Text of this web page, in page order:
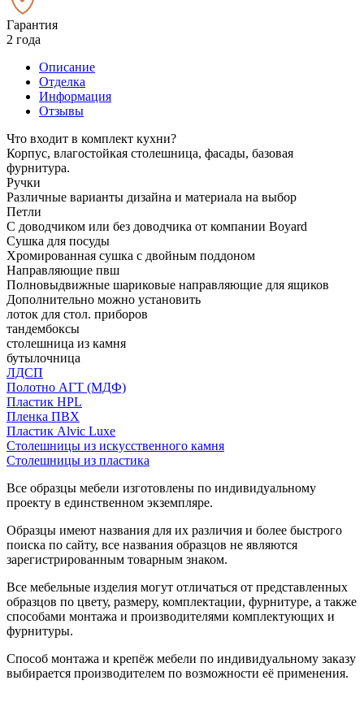
Гарантия
2 года
Описание
Отделка
Информация
Отзывы
Что входит в комплект кухни?
Корпус, влагостойкая столешница, фасады, базовая
фурнитура.
Ручки
Различные варианты дизайна и материала на выбор
Петли
С доводчиком или без доводчика от компании Boyard
Сушка для посуды
Хромированная сушка с двойным поддоном
Направляющие пвш
Полновыдвижные шариковые направляющие для ящиков
Дополнительно можно установить
лоток для стол. приборов
тандембоксы
столешница из камня
бутылочница
ЛДСП
Полотно АГТ (МДФ)
Пластик HPL
Пленка ПВХ
Пластик Alvic Luxe
Столешницы из искусственного камня
Столешницы из пластика
Все образцы мебели изготовлены по индивидуальному
проекту в единственном экземпляре.
Образцы имеют названия для их различия и более быстрого
поиска по сайту, все названия образцов не являются
зарегистрированным товарным знаком.
Все мебельные изделия могут отличаться от представленных
образцов по цвету, размеру, комплектации, фурнитуре, а также
способами монтажа и производителями комплектующих и
фурнитуры.
Способ монтажа и крепёж мебели по индивидуальному заказу
выбирается производителем по возможности её применения.